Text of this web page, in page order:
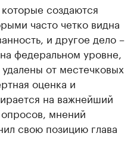
создаются
часто четко видна
и другое дело –
федеральном уровне,
от местечковых
оценка и
на важнейший
мнений
свою позицию глава